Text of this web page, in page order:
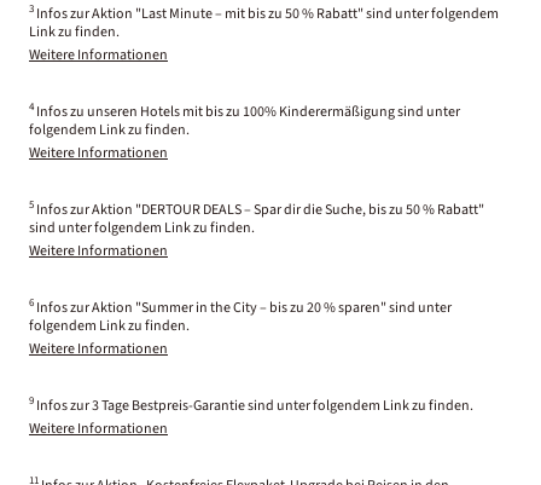
3 Infos zur Aktion "Last Minute – mit bis zu 50 % Rabatt" sind unter folgendem
Link zu finden.
Weitere Informationen
4 Infos zu unseren Hotels mit bis zu 100% Kinderermäßigung sind unter
folgendem Link zu finden.
Weitere Informationen
5 Infos zur Aktion "DERTOUR DEALS – Spar dir die Suche, bis zu 50 % Rabatt"
sind unter folgendem Link zu finden.
Weitere Informationen
6 Infos zur Aktion "Summer in the City – bis zu 20 % sparen" sind unter
folgendem Link zu finden.
Weitere Informationen
9 Infos zur 3 Tage Bestpreis-Garantie sind unter folgendem Link zu finden.
Weitere Informationen
11